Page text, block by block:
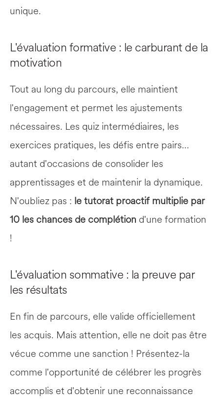
unique.
L'évaluation formative : le carburant de la
motivation
Tout au long du parcours, elle maintient
l'engagement et permet les ajustements
nécessaires. Les quiz intermédiaires, les
exercices pratiques, les défis entre pairs...
autant d'occasions de consolider les
apprentissages et de maintenir la dynamique.
N'oubliez pas : le tutorat proactif multiplie par
10 les chances de complétion d'une formation
!
L'évaluation sommative : la preuve par
les résultats
En fin de parcours, elle valide officiellement
les acquis. Mais attention, elle ne doit pas être
vécue comme une sanction ! Présentez-la
comme l'opportunité de célébrer les progrès
accomplis et d'obtenir une reconnaissance